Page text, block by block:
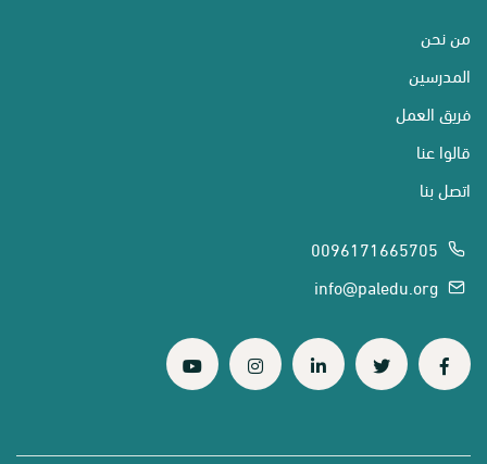
من نحن
المدرسين
فريق العمل
قالوا عنا
اتصل بنا
0096171665705
info@paledu.org